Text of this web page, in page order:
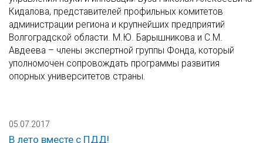
Кидалова, представителей профильных комитетов
администрации региона и крупнейших предприятий
Волгоградской области. М.Ю. Барышникова и С.М.
Авдеева – члены экспертной группы Фонда, который
уполномочен сопровождать программы развития
опорных университетов страны.
05.07.2017
В лето вместе с ПДД!